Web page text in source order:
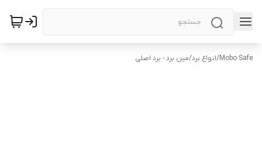
Mobo Safe
/انواع برد/مین برد - برد اصلی